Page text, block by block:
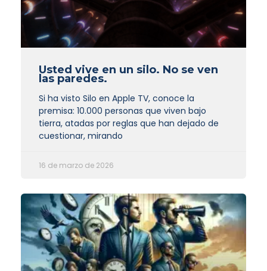
Usted vive en un silo. No se ven
las paredes.
Si ha visto Silo en Apple TV, conoce la
premisa: 10.000 personas que viven bajo
tierra, atadas por reglas que han dejado de
cuestionar, mirando
16 de marzo de 2026